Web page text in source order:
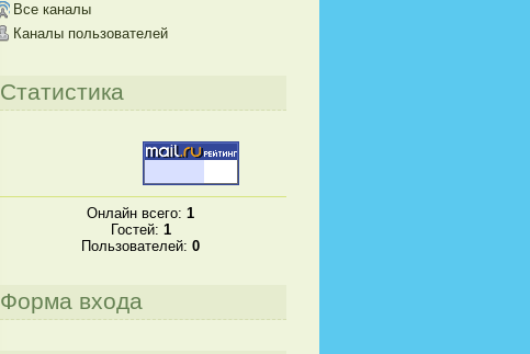
Все каналы
Каналы пользователей
Статистика
Онлайн всего: 1
Гостей: 1
Пользователей: 0
Форма входа